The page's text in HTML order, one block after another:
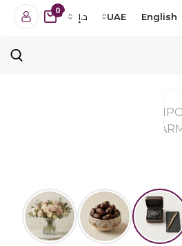
English
UAE د.إ
0